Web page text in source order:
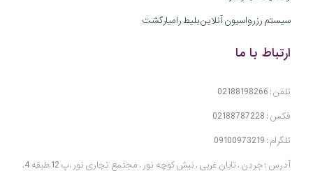
سیستم رزرواسیون آنلاین بلیط رامیارگشت
ارتباط با ما
تلفن : 02188198266
فکس : 02188787228
تلگرام : 09100973219
آدرس : جردن . تابان غربی . نبش کوچه نور . مجتمع تجاری نور .پ 12.طبقه 4.